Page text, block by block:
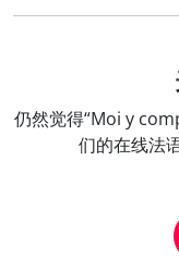
仍然觉得“Moi y
们的在线法